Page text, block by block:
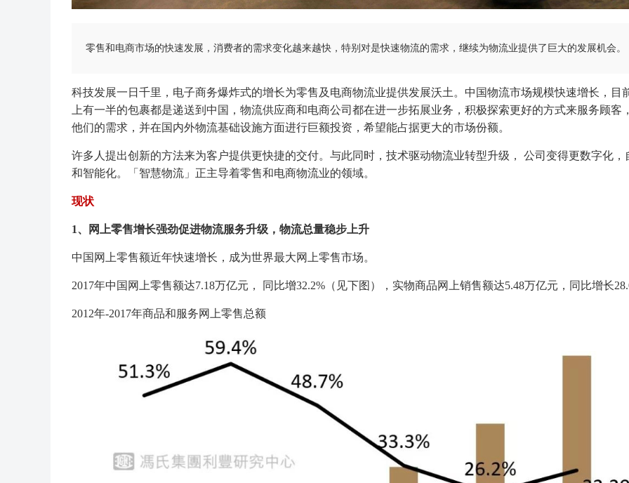
零售和电商市场的快速发展，消费者的需求变化越来越快，特别对是快速物流的需求，继续为物流业提供了巨大的发展机会。
科技发展一日千里，电子商务爆炸式的增长为零售及电商物流业提供发展沃土。中国物流市场规模快速增长，目
上有一半的包裹都是递送到中国，物流供应商和电商公司都在进一步拓展业务，积极探索更好的方式来服务顾客
他们的需求，并在国内外物流基础设施方面进行巨额投资，希望能占据更大的市场份额。
许多人提出创新的方法来为客户提供更快捷的交付。与此同时，技术驱动物流业转型升级， 公司变得更数字化，
和智能化。「智慧物流」正主导着零售和电商物流业的领域。
现状
1、网上零售增长强劲促进物流服务升级，物流总量稳步上升
中国网上零售额近年快速增长，成为世界最大网上零售市场。
2017年中国网上零售额达7.18万亿元， 同比增32.2%（见下图），实物商品网上销售额达5.48万亿元，同比增长
2012年-2017年商品和服务网上零售总额